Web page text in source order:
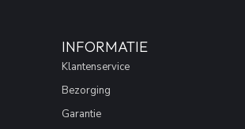
INFORMATIE
Klantenservice
Bezorging
Garantie